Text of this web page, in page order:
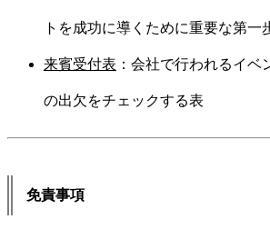
トを成功に導くために重要な第一
来賓受付表 ：会社で行われるイベ
の出欠をチェックする表
免責事項